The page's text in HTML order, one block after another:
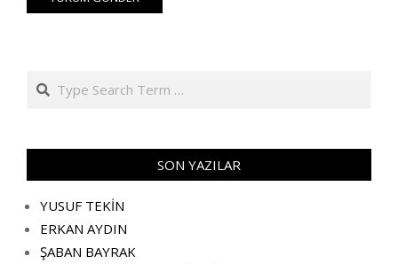
Search
SON YAZILAR
YUSUF TEKİN
ERKAN AYDIN
ŞABAN BAYRAK